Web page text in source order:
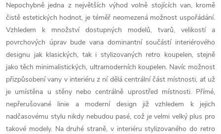
Nepochybně jedna z největších výhod volně stojících van, kromě
čistě estetických hodnot, je téměř neomezená možnost uspořádání.
Vzhledem k množství dostupných modelů, tvarů, velikostí a
povrchových úprav bude vana dominantní součástí interiérového
designu jak klasických, tak i stylizovaných retro koupelen, stejně
jako těch minimalistických, ultramoderních koupelen. Navíc možnost
přizpůsobení vany v interiéru z ní dělá centrální část místnosti, ať už
je umístěna u stěny nebo centrálně uprostřed místnosti. Přímé,
nepřerušované linie a moderní design již vzhledem k jejich
nadčasovému stylu nikdy nebudou pasé, což je velmi velký plus pro
takové modely. Na druhé straně, v interiéru stylizovaného do retro